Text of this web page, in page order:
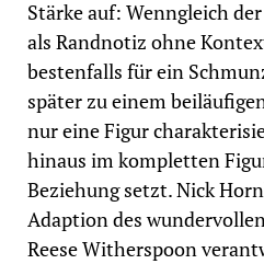
Stärke auf: Wenngleich
als Randnotiz ohne
bestenfalls für ein
später zu einem
nur eine Figur
hinaus im kompletten
Beziehung setzt. Nick
Adaption des
Reese Witherspoon